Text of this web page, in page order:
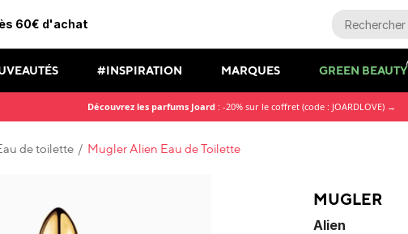
60€ d'achat
#INSPIRATION MARQUES GREEN BEAUTY
Découvrez les parfums Joard : -20% sur le coffret (code : JOARDLOVE) →
de toilette / Mugler Alien Eau de Toilette
Alien
MUGLER